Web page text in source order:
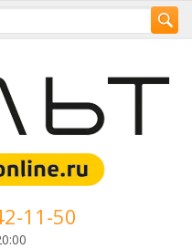
11-50